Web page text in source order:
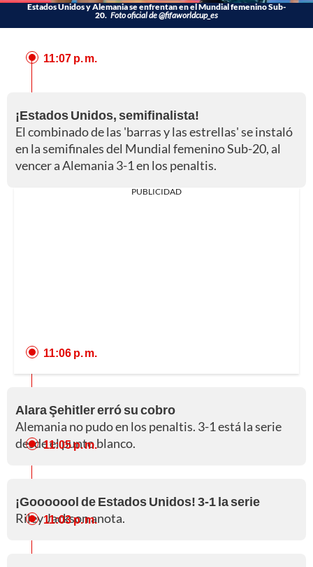
Estados Unidos y Alemania se enfrentan en el Mundial femenino Sub-
20. Foto oficial de @fifaworldcup_es
11:07 p. m.
¡Estados Unidos, semifinalista!
El combinado de las 'barras y las estrellas' se instaló
en la semifinales del Mundial femenino Sub-20, al
vencer a Alemania 3-1 en los penaltis.
PUBLICIDAD
11:06 p. m.
Alara Şehitler erró su cobro
Alemania no pudo en los penaltis. 3-1 está la serie
desde el punto blanco.
11:05 p. m.
¡Gooooool de Estados Unidos! 3-1 la serie
Riley Jackson anota.
11:03 p. m.